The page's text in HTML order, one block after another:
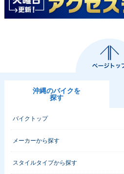
沖縄のバイクを
探す
バイクトップ
メーカーから探す
スタイルタイプから探す